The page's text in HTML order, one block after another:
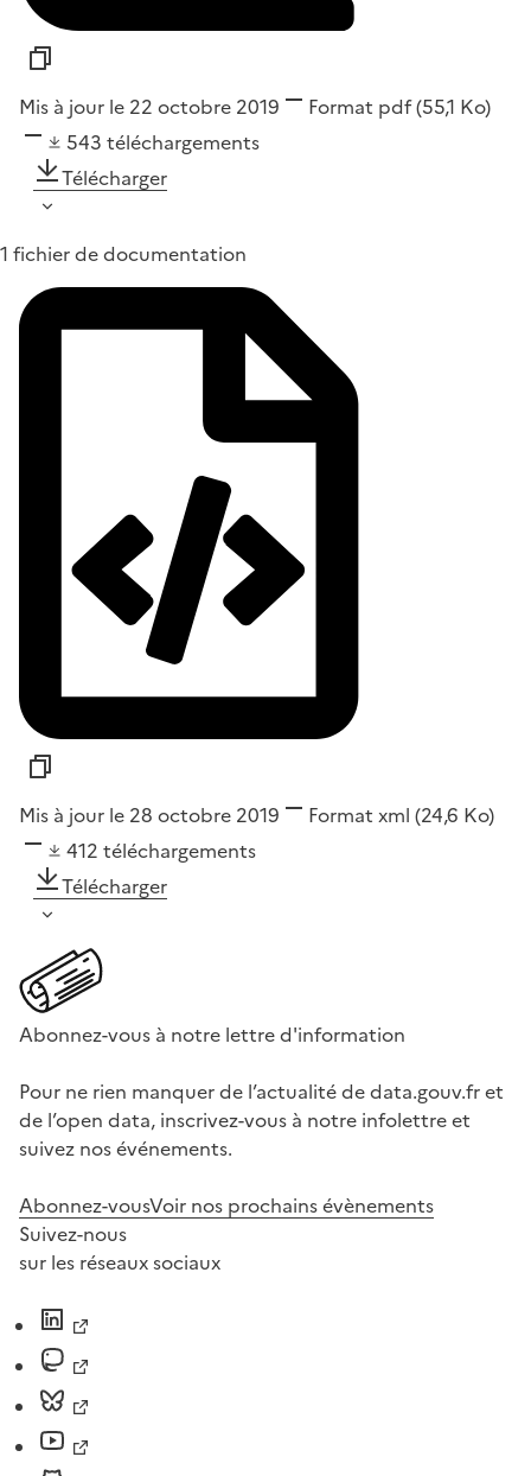
Mis à jour le 22 octobre 2019 Format pdf(55,1 Ko)
543 téléchargements
Télécharger
1 fichier de documentation
Mis à jour le 28 octobre 2019 Format xml (24,6 Ko)
412 téléchargements
Télécharger
Abonnez-vous à notre lettre d'information
Pour ne rien manquer de l’actualité de data.gouv.fr et
de l’open data, inscrivez-vous à notre infolettre et
suivez nos événements.
Abonnez-vousVoir nos prochains évènements
Suivez-nous
sur les réseaux sociaux